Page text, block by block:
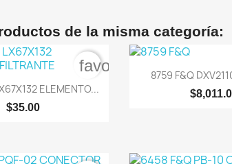
de la misma categoría:
rápida
ELEMENTO...
$35.00
favorite_border Vista
8759 F&Q